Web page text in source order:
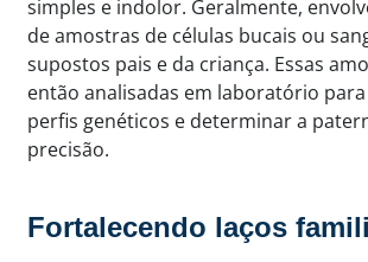
simples e indolor. Geralmente,
de amostras de células bucais ou
supostos pais e da criança. Essas
então analisadas em laboratório
perfis genéticos e determinar a
precisão.
Fortalecendo laços